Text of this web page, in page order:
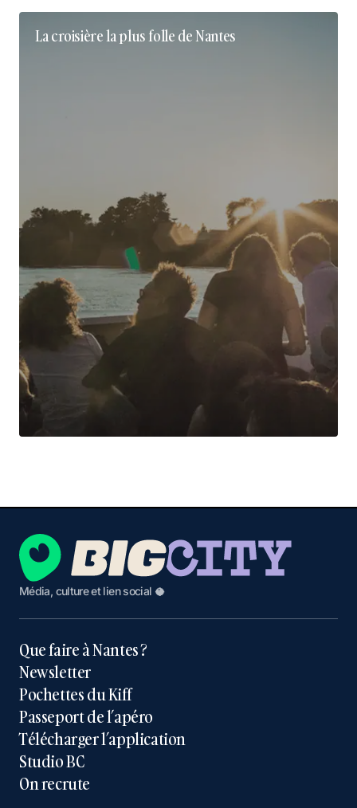
La croisière la plus folle de Nantes
Média, culture et lien social 🥥
Que faire à Nantes ?
Newsletter
Pochettes du Kiff
Passeport de l’apéro
Télécharger l’application
Studio BC
On recrute